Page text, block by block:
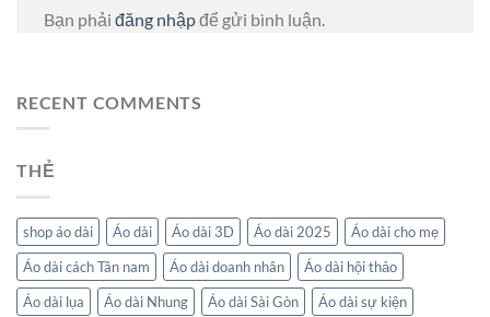
Bạn phải đăng nhậpđể gửi bình luận.
RECENT COMMENTS
THẺ
shop áo dài Áo dài Áo dài 3D Áo dài 2025
Áo dài cho mẹ
Áo dài cách Tân nam
Áo dài doanh nhân
Áo dài hội thảo
Áo dài lụa
Áo dài Nhung Áo dài Sài Gòn Áo dài sự kiện